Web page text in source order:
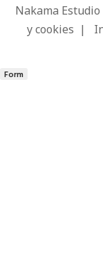
Nakama Estudio
y cookies |
Form